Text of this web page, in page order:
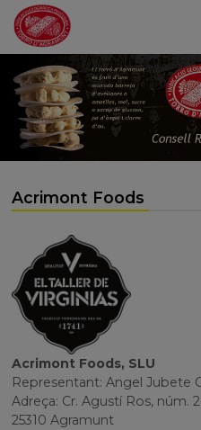
Acrimont Foods
Acrimont Foods, SLU
Representant: Angel Jubete
Adreça: Cr. Agustí Ros, núm.
25310 Agramunt